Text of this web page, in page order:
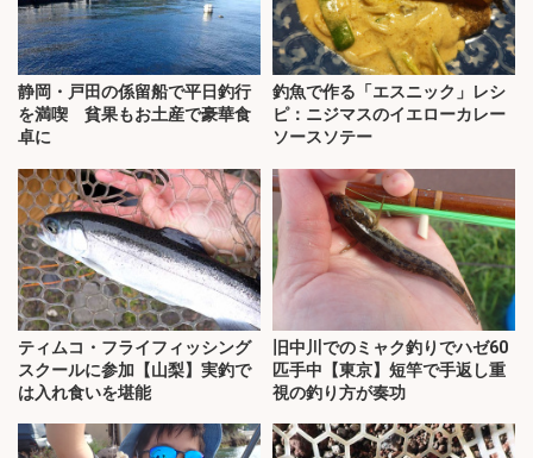
静岡・戸田の係留船で平日釣行
を満喫 貧果もお土産で豪華食
卓に
釣魚で作る「エスニック」レシ
ピ：ニジマスのイエローカレー
ソースソテー
ティムコ・フライフィッシング
スクールに参加【山梨】実釣で
は入れ食いを堪能
旧中川でのミャク釣りでハゼ60
匹手中【東京】短竿で手返し重
視の釣り方が奏功